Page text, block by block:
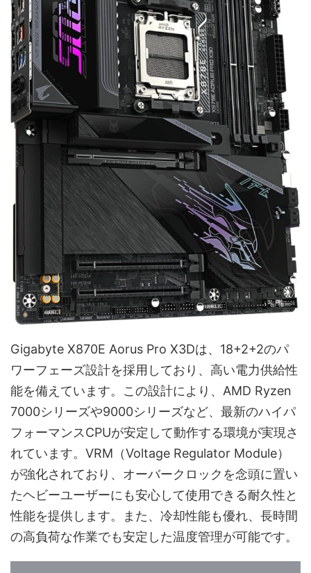
Gigabyte X870E Aorus Pro X3Dは、18+2+2のパ
ワーフェーズ設計を採用しており、高い電力供給性
能を備えています。この設計により、AMD Ryzen
7000シリーズや9000シリーズなど、最新のハイパ
フォーマンスCPUが安定して動作する環境が実現さ
れています。VRM（Voltage Regulator Module）
が強化されており、オーバークロックを念頭に置い
たヘビーユーザーにも安心して使用できる耐久性と
性能を提供します。また、冷却性能も優れ、長時間
の高負荷な作業でも安定した温度管理が可能です。